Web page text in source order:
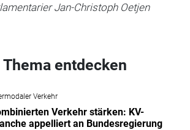
Jan-Christoph Oetjen
entdecken
Verkehr
Verkehr stärken: KV-
appelliert an Bundesregierung